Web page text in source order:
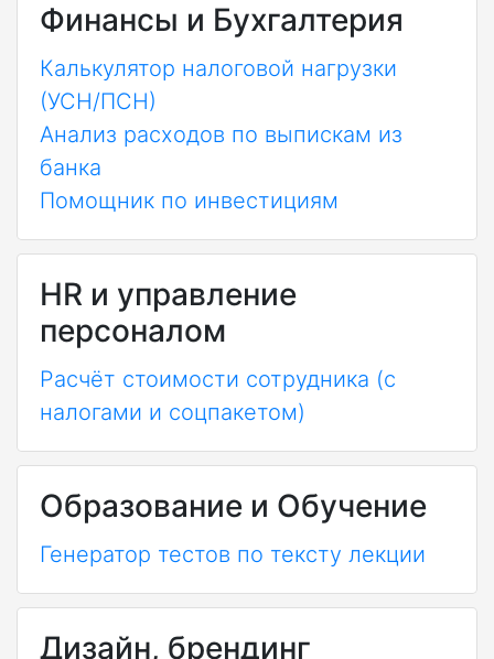
Финансы и Бухгалтерия
Калькулятор налоговой нагрузки
(УСН/ПСН)
Анализ расходов по выпискам из
банка
Помощник по инвестициям
HR и управление
персоналом
Расчёт стоимости сотрудника (с
налогами и соцпакетом)
Образование и Обучение
Генератор тестов по тексту лекции
Дизайн, брендинг